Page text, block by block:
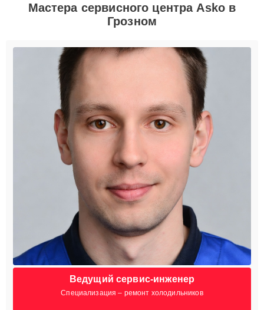
Мастера сервисного центра Asko в
Грозном
Ведущий сервис-инженер
Специализация – ремонт холодильников